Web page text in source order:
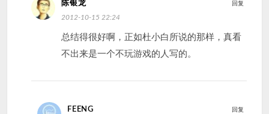
陈银龙
2012-10-15 22:24
总结得很好啊，正如杜小白所说的那样，真看
不出来是一个不玩游戏的人写的。
回复
FEENG 回复